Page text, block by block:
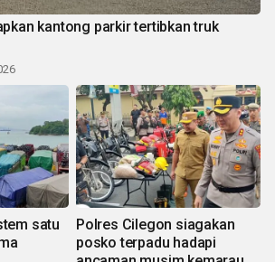
kantong parkir tertibkan truk
satu
Polres Cilegon siagakan
posko terpadu hadapi